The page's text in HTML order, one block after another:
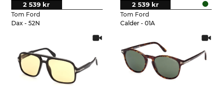
Tom Ford
Dax - 52N
2 539 kr
Tom Ford
Calder - 01A
2 539 kr